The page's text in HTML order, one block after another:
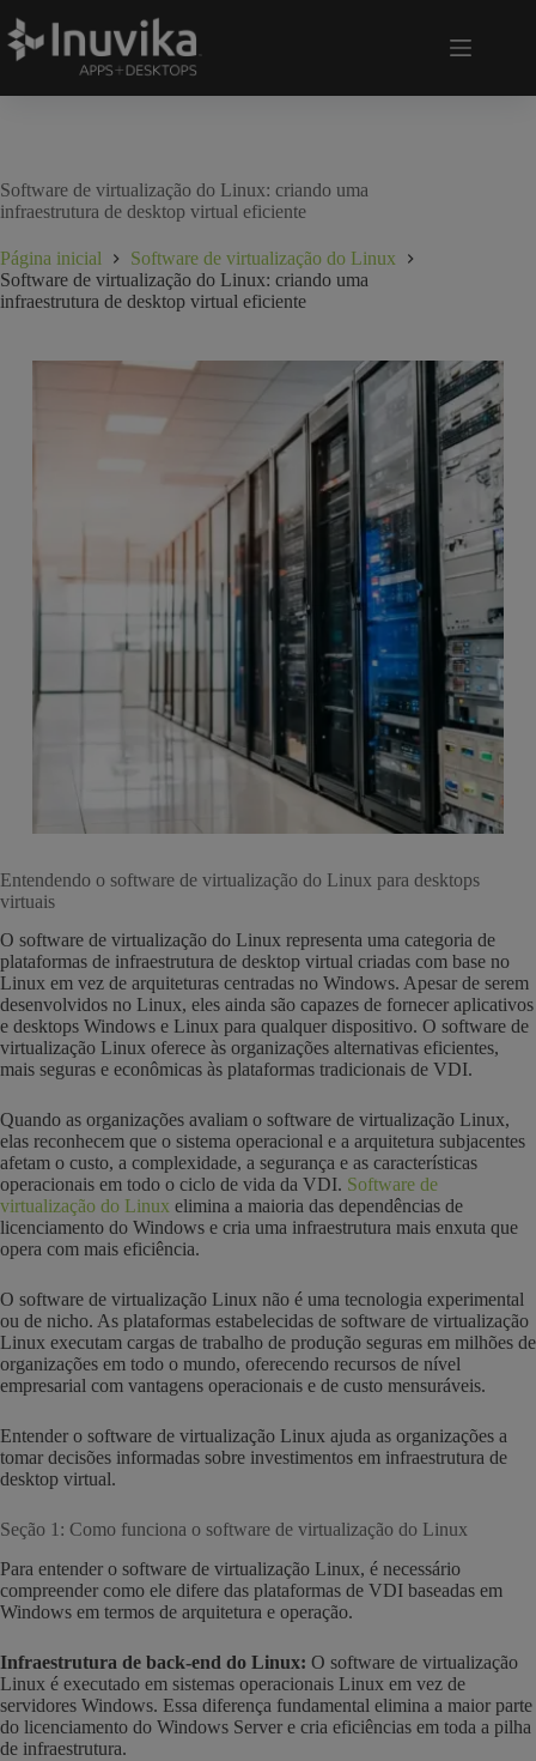
Software de virtualização do Linux: criando uma
infraestrutura de desktop virtual eficiente
Página inicial
Software de virtualização do Linux
Software de virtualização do Linux: criando uma
infraestrutura de desktop virtual eficiente
Entendendo o software de virtualização do Linux para desktops
virtuais
O software de virtualização do Linux representa uma categoria de
plataformas de infraestrutura de desktop virtual criadas com base no
Linux em vez de arquiteturas centradas no Windows. Apesar de serem
desenvolvidos no Linux, eles ainda são capazes de fornecer aplicativos
e desktops Windows e Linux para qualquer dispositivo. O software de
virtualização Linux oferece às organizações alternativas eficientes,
mais seguras e econômicas às plataformas tradicionais de VDI.
Quando as organizações avaliam o software de virtualização Linux,
elas reconhecem que o sistema operacional e a arquitetura subjacentes
afetam o custo, a complexidade, a segurança e as características
operacionais em todo o ciclo de vida da VDI. Software de
virtualização do Linux elimina a maioria das dependências de
licenciamento do Windows e cria uma infraestrutura mais enxuta que
opera com mais eficiência.
O software de virtualização Linux não é uma tecnologia experimental
ou de nicho. As plataformas estabelecidas de software de virtualização
Linux executam cargas de trabalho de produção seguras em milhões de
organizações em todo o mundo, oferecendo recursos de nível
empresarial com vantagens operacionais e de custo mensuráveis.
Entender o software de virtualização Linux ajuda as organizações a
tomar decisões informadas sobre investimentos em infraestrutura de
desktop virtual.
Seção 1: Como funciona o software de virtualização do Linux
Para entender o software de virtualização Linux, é necessário
compreender como ele difere das plataformas de VDI baseadas em
Windows em termos de arquitetura e operação.
Infraestrutura de back-end do Linux: O software de virtualização
Linux é executado em sistemas operacionais Linux em vez de
servidores Windows. Essa diferença fundamental elimina a maior parte
do licenciamento do Windows Server e cria eficiências em toda a pilha
de infraestrutura.